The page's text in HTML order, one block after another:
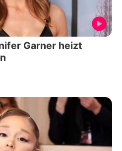
Garner heizt